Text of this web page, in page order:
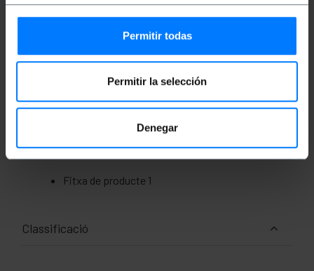
Permitir todas
Permitir la selección
Denegar
Mides i pesos
Mides del producte (ample x profunditat x
Nombre de paquets: 1
Fitxa de producte 1
Classificació